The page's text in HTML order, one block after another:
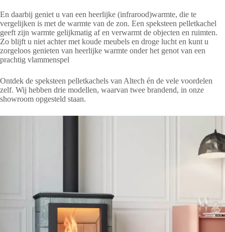
En daarbij geniet u van een heerlijke (infrarood)warmte, die te
vergelijken is met de warmte van de zon. Een speksteen pelletkachel
geeft zijn warmte gelijkmatig af en verwarmt de objecten en ruimten.
Zo blijft u niet achter met koude meubels en droge lucht en kunt u
zorgeloos genieten van heerlijke warmte onder het genot van een
prachtig vlammenspel
Ontdek de speksteen pelletkachels van Altech én de vele voordelen
zelf. Wij hebben drie modellen, waarvan twee brandend, in onze
showroom opgesteld staan.